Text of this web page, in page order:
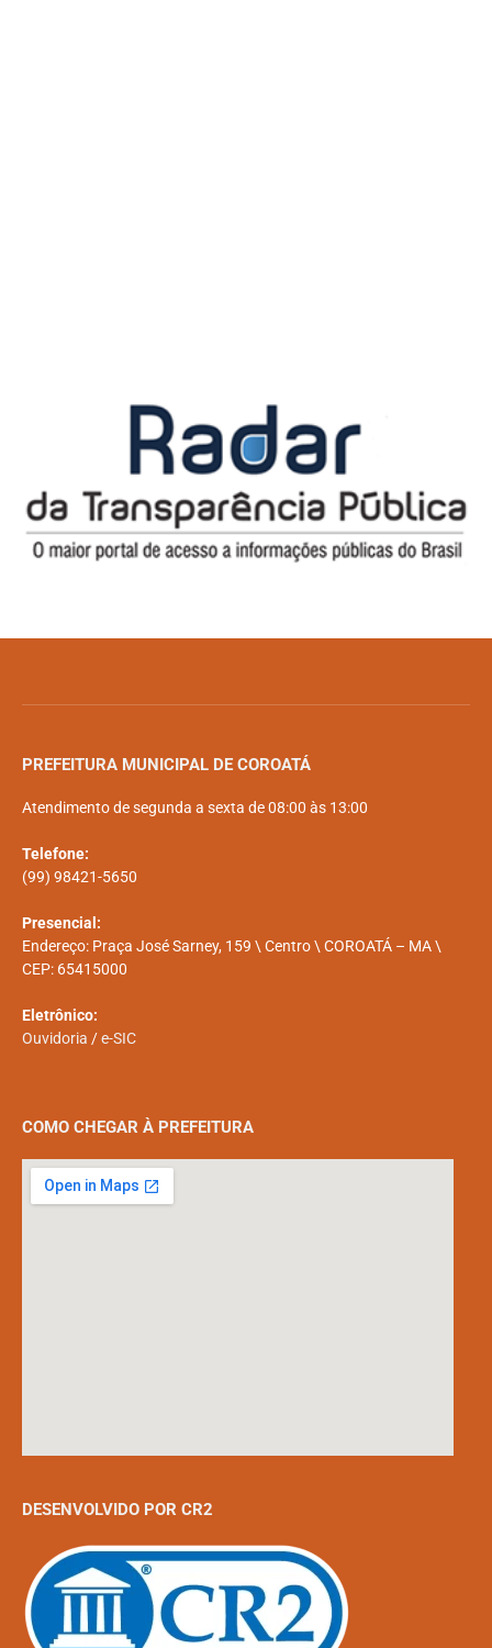
PREFEITURA MUNICIPAL DE COROATÁ
Atendimento de segunda a sexta de 08:00 às 13:00
Telefone:
(99) 98421-5650
Presencial:
Endereço: Praça José Sarney, 159 \ Centro \ COROATÁ – MA \
CEP: 65415000
Eletrônico:
Ouvidoria /e-SIC
COMO CHEGAR À PREFEITURA
DESENVOLVIDO POR CR2